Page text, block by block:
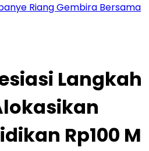
Riang Gembira Bersama
Langkah
Rp100 M